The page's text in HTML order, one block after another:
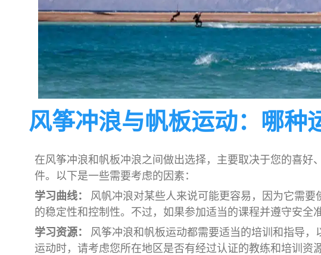
风筝冲浪与帆板运动：哪种
在风筝冲浪和帆板冲浪之间做出选择，主要取决于您的喜好
件。以下是一些需要考虑的因素：
学习曲线：
风帆冲浪对某些人来说可能更容易，因为它需
的稳定性和控制性。不过，如果参加适当的课程并遵守安全
学习资源：
风筝冲浪和帆板运动都需要适当的培训和指导
运动时，请考虑您所在地区是否有经过认证的教练和培训资源